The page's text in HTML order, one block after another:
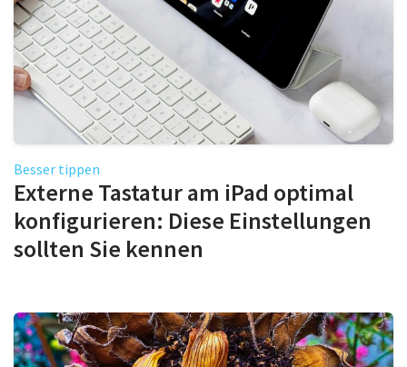
Besser tippen
Externe Tastatur am iPad optimal
konfigurieren: Diese Einstellungen
sollten Sie kennen